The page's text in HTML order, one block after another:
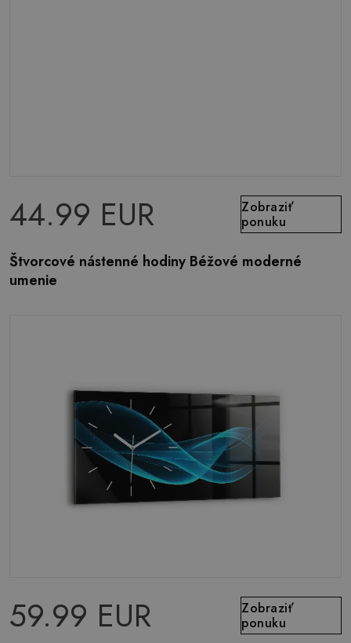
44.99 EUR
Zobraziť
ponuku
Štvorcové nástenné hodiny Béžové moderné
umenie
59.99 EUR
Zobraziť
ponuku